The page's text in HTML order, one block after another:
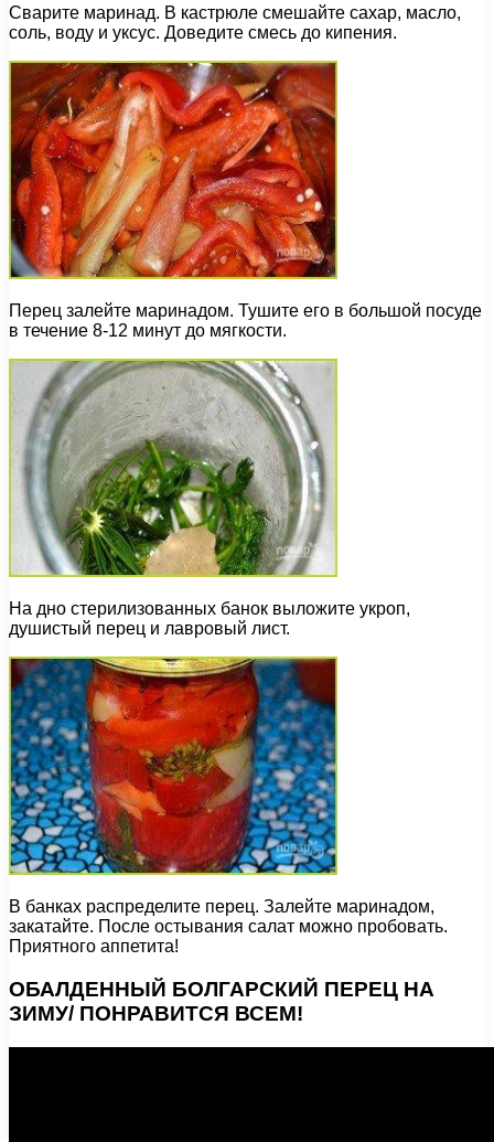
Сварите маринад. В кастрюле смешайте сахар, масло,
соль, воду и уксус. Доведите смесь до кипения.
Перец залейте маринадом. Тушите его в большой посуде
в течение 8-12 минут до мягкости.
На дно стерилизованных банок выложите укроп,
душистый перец и лавровый лист.
В банках распределите перец. Залейте маринадом,
закатайте. После остывания салат можно пробовать.
Приятного аппетита!
ОБАЛДЕННЫЙ БОЛГАРСКИЙ ПЕРЕЦ НА
ЗИМУ/ ПОНРАВИТСЯ ВСЕМ!